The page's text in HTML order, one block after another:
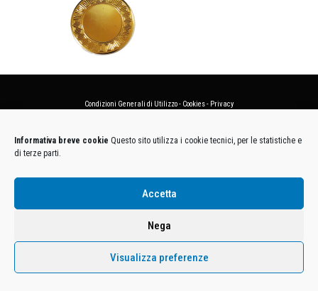
Informativa breve cookie Questo sito utilizza i cookie tecnici, per le statistiche e
di terze parti.
Accetta
Nega
Visualizza preferenze
Condizioni Generali di Utilizzo- Cookies- Privacy
Euro 12.500.000 i.v. - C.F. e Iscr. Reg. Imp. Monza e Brianza 02137480964 - R.E.A. MB-1370021 -
P.IVA. 11005760159 - Direzione e coordinamento art. 2497 C.C. DECATHLON SA, Villeneuve